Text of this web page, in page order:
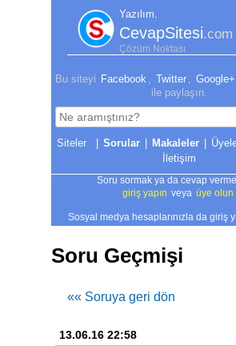
Yazılım.
CevapSitesi.com
Çözüm Noktası
Bu siteyi Facebook Twitter Google+
ile paylaşın.
| Sorular | Makaleler |
İletişim
Soru sormak ya da cevap
giriş yapın veya üye olun
Sosyal medya hesaplarınızla da giriş
Soru Geçmişi
«« Soruya geri dön
13.06.16 22:58